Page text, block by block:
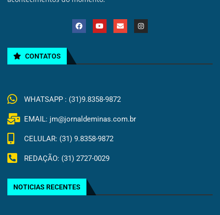
CONTATOS
WHATSAPP : (31)9.8358-9872
EMAIL: jm@jornaldeminas.com.br
CELULAR: (31) 9.8358-9872
REDAÇÃO: (31) 2727-0029
NOTICIAS RECENTES